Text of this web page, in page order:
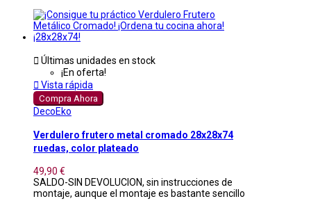
 Últimas unidades en stock
¡En oferta!
 Vista rápida
Compra Ahora
DecoEko
Verdulero frutero metal cromado 28x28x74
ruedas, color plateado
49,90 €
SALDO-SIN DEVOLUCION, sin instrucciones de
montaje, aunque el montaje es bastante sencillo